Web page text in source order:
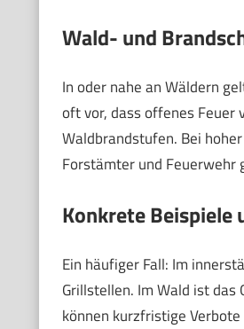
Wald- und
In oder nahe an Wäldern
oft vor, dass offenes Feuer
Waldbrandstufen. Bei
Forstämter und Feuerwehr
Konkrete Beispiele
Ein häufiger Fall: Im
Grillstellen. Im Wald ist
können kurzfristige